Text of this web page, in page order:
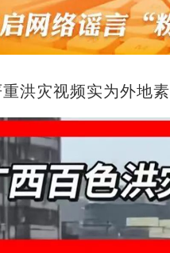
洪灾视频实为外地